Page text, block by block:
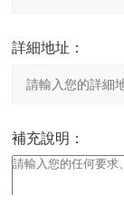
詳細地址：
補充說明：